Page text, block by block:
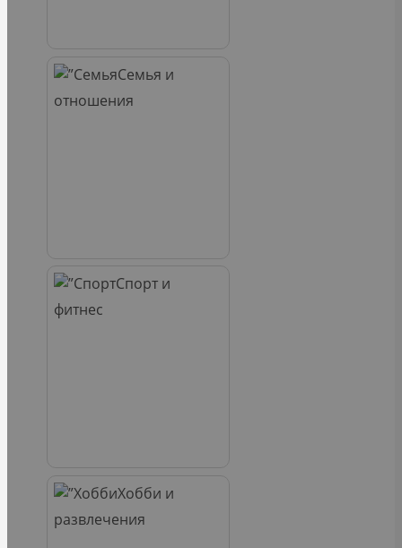
Семья и
отношения
Спорт и
фитнес
Хобби и
развлечения